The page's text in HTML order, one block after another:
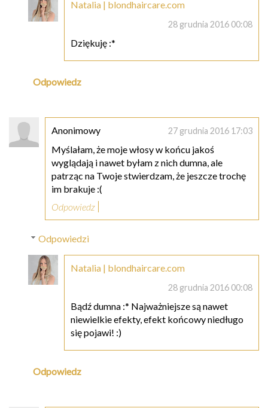
Natalia | blondhaircare.com
28 grudnia 2016 00:08
Dziękuję :*
Odpowiedz
Anonimowy 27 grudnia 2016 17:03
Myślałam, że moje włosy w końcu jakoś
wyglądają i nawet byłam z nich dumna, ale
patrząc na Twoje stwierdzam, że jeszcze trochę
im brakuje :(
Odpowiedz
Odpowiedzi
Natalia | blondhaircare.com
28 grudnia 2016 00:08
Bądź dumna :* Najważniejsze są nawet
niewielkie efekty, efekt końcowy niedługo
się pojawi! :)
Odpowiedz